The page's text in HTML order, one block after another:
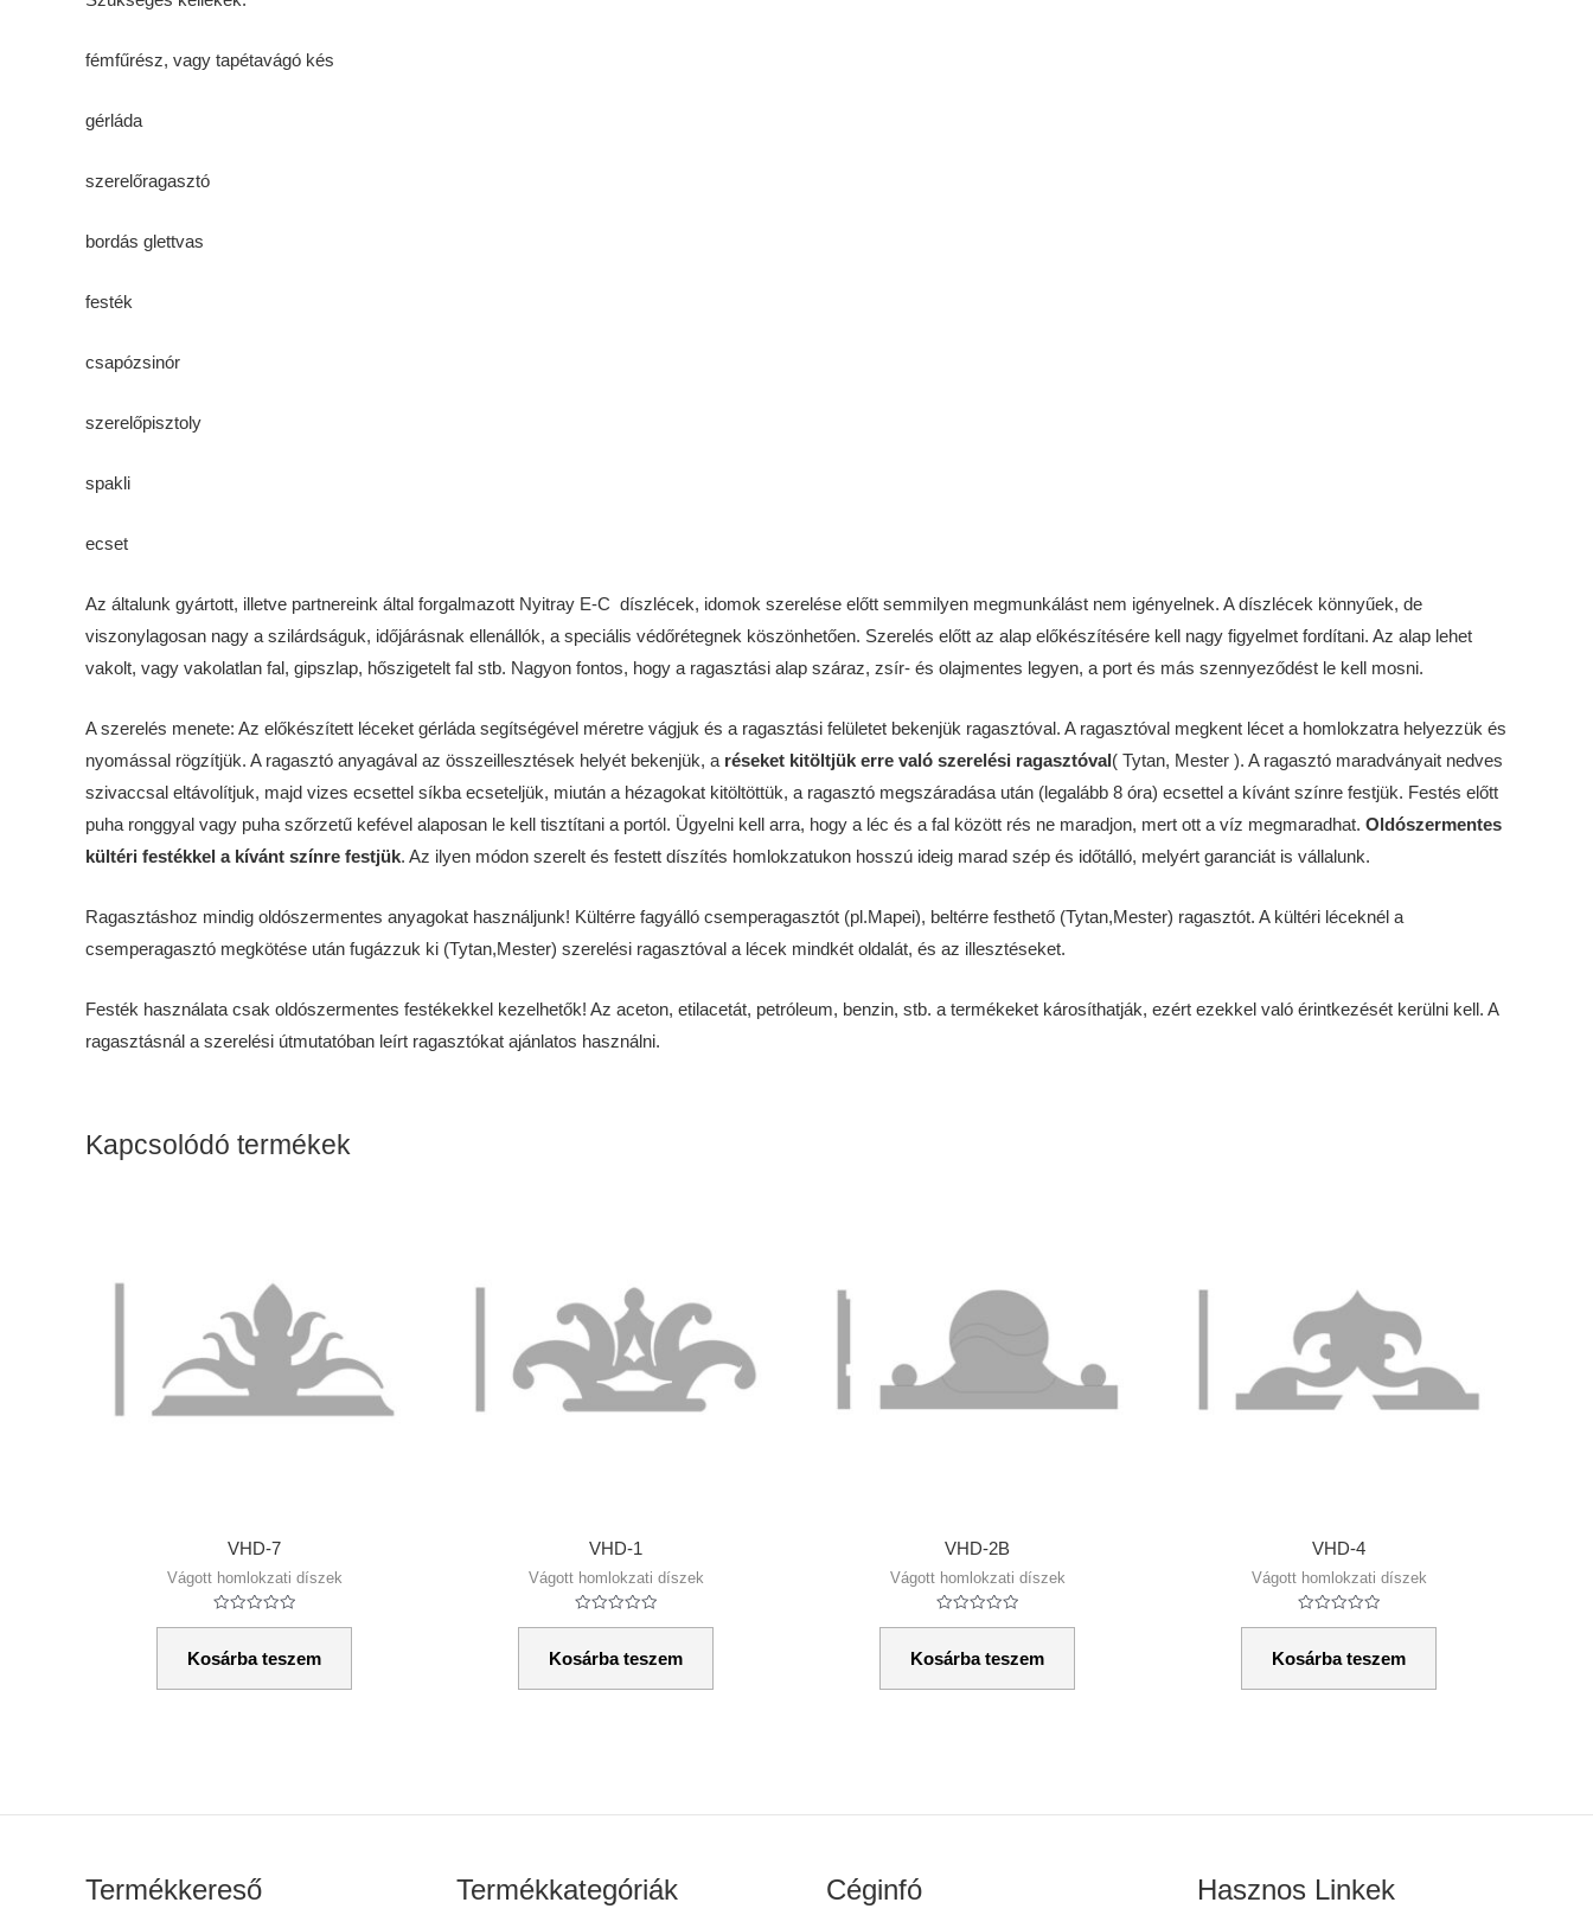
fémfűrész, vagy tapétavágó kés
gérláda
szerelőragasztó
bordás glettvas
festék
csapózsinór
szerelőpisztoly
spakli
ecset
Az általunk gyártott, illetve partnereink által forgalmazott Nyitray E-C díszlécek, idomok szerelése előtt semmilyen megmunkálást nem igényelnek. A díszlécek könnyűek, de
viszonylagosan nagy a szilárdságuk, időjárásnak ellenállók, a speciális védőrétegnek köszönhetően. Szerelés előtt az alap előkészítésére kell nagy figyelmet fordítani. Az alap lehet
vakolt, vagy vakolatlan fal, gipszlap, hőszigetelt fal stb. Nagyon fontos, hogy a ragasztási alap száraz, zsír- és olajmentes legyen, a port és más szennyeződést le kell mosni.
A szerelés menete: Az előkészített léceket gérláda segítségével méretre vágjuk és a ragasztási felületet bekenjük ragasztóval. A ragasztóval megkent lécet a homlokzatra helyezzük és
nyomással rögzítjük. A ragasztó anyagával az összeillesztések helyét bekenjük, a réseket kitöltjük erre való szerelési ragasztóval( Tytan, Mester ). A ragasztó maradványait nedves
szivaccsal eltávolítjuk, majd vizes ecsettel síkba ecseteljük, miután a hézagokat kitöltöttük, a ragasztó megszáradása után (legalább 8 óra) ecsettel a kívánt színre festjük. Festés előtt
puha ronggyal vagy puha szőrzetű kefével alaposan le kell tisztítani a portól. Ügyelni kell arra, hogy a léc és a fal között rés ne maradjon, mert ott a víz megmaradhat. Oldószermentes
kültéri festékkel a kívánt színre festjük. Az ilyen módon szerelt és festett díszítés homlokzatukon hosszú ideig marad szép és időtálló, melyért garanciát is vállalunk.
Ragasztáshoz mindig oldószermentes anyagokat használjunk! Kültérre fagyálló csemperagasztót (pl.Mapei), beltérre festhető (Tytan,Mester) ragasztót. A kültéri léceknél a
csemperagasztó megkötése után fugázzuk ki (Tytan,Mester) szerelési ragasztóval a lécek mindkét oldalát, és az illesztéseket.
Festék használata csak oldószermentes festékekkel kezelhetők! Az aceton, etilacetát, petróleum, benzin, stb. a termékeket károsíthatják, ezért ezekkel való érintkezését kerülni kell. A
ragasztásnál a szerelési útmutatóban leírt ragasztókat ajánlatos használni.
Kapcsolódó termékek
VHD-7
Vágott homlokzati díszek
Értékelés:
/
5
Kosárba teszem
VHD-1
Vágott homlokzati díszek
Értékelés:
/
5
Kosárba teszem
VHD-2B
Vágott homlokzati díszek
Értékelés:
/
5
Kosárba teszem
VHD-4
Vágott homlokzati díszek
Értékelés:
/
5
Kosárba teszem
Termékkereső Termékkategóriák Céginfó Hasznos Linkek